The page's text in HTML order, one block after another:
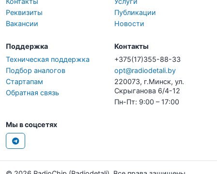
Реквизиты
Вакансии
Публикации
Новости
Поддержка
Техническая поддержка
Подбор аналогов
Стартапам
Обратная связь
Контакты
+375(17)355-88-33
opt@radiodetali.by
220073, г.Минск, ул.
Скрыганова 6/4-12
Пн-Пт: 9:00 – 17:00
Мы в соцсетях